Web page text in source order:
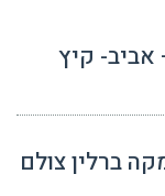
אביב- קיץ
למקה ברלין צולם